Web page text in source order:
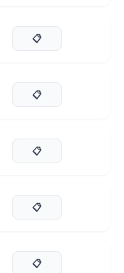
📋
📋
📋
📋
📋